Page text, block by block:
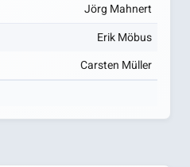
Jörg Mahnert
Erik Möbus
Carsten Müller